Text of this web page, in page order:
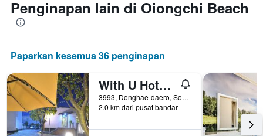
Penginapan lain di Oiongchi Beach
Paparkan kesemua 36 penginapan
With U Hotel & Guesthouse
3993, Donghae-daero, Sokcho, Korea Selatan
2.0 km dari pusat bandar